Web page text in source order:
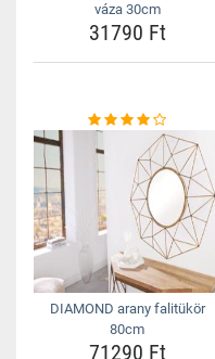
váza 30cm
31790 Ft
DIAMOND arany falitükör
80cm
71290 Ft